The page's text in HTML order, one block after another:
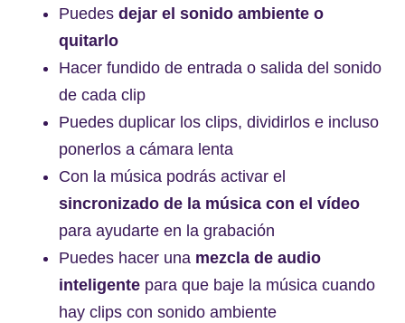
Puedes dejar el sonido ambiente o
quitarlo
Hacer fundido de entrada o salida del sonido
de cada clip
Puedes duplicar los clips, dividirlos e incluso
ponerlos a cámara lenta
Con la música podrás activar el
sincronizado de la música con el vídeo
para ayudarte en la grabación
Puedes hacer una mezcla de audio
inteligente para que baje la música cuando
hay clips con sonido ambiente